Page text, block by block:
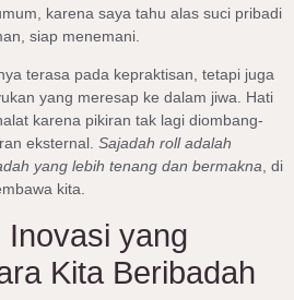
karena saya tahu alas suci pribadi
siap menemani.
terasa pada kepraktisan, tetapi juga
yang meresap ke dalam jiwa. Hati
karena pikiran tak lagi diombang-
eksternal. Sajadah roll adalah
yang lebih tenang dan bermakna , di
kita.
Inovasi yang
Kita Beribadah